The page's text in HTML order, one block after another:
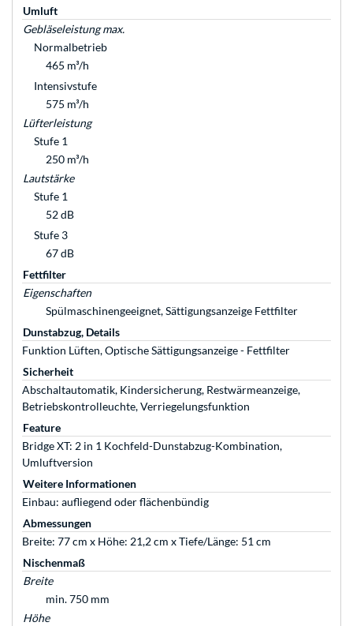
Umluft
Gebläseleistung max.
Normalbetrieb
465 m³/h
Intensivstufe
575 m³/h
Lüfterleistung
Stufe 1
250 m³/h
Lautstärke
Stufe 1
52 dB
Stufe 3
67 dB
Fettfilter
Eigenschaften
Spülmaschinengeeignet, Sättigungsanzeige Fettfilter
Dunstabzug, Details
Funktion Lüften, Optische Sättigungsanzeige - Fettfilter
Sicherheit
Abschaltautomatik, Kindersicherung, Restwärmeanzeige,
Betriebskontrolleuchte, Verriegelungsfunktion
Feature
Bridge XT: 2 in 1 Kochfeld-Dunstabzug-Kombination,
Umluftversion
Weitere Informationen
Einbau: aufliegend oder flächenbündig
Abmessungen
Breite: 77 cm x Höhe: 21,2 cm x Tiefe/Länge: 51 cm
Nischenmaß
Breite
min. 750 mm
Höhe